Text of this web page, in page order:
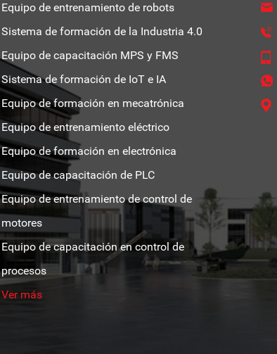
Equipo de entrenamiento de robots
Sistema de formación de la Industria 4.0
Equipo de capacitación MPS y FMS
Sistema de formación de IoT e IA
Equipo de formación en mecatrónica
Equipo de entrenamiento eléctrico
Equipo de formación en electrónica
Equipo de capacitación de PLC
Equipo de entrenamiento de control de
motores
Equipo de capacitación en control de
procesos
Ver más